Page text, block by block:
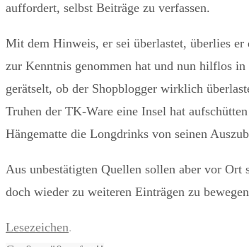
auffordert, selbst Beiträge zu verfassen.
Mit dem Hinweis, er sei überlastet, überlies er
zur Kenntnis genommen hat und nun hilflos
gerätselt, ob der Shopblogger wirklich
Truhen der TK-Ware eine Insel hat
Hängematte die Longdrinks von seinen
Aus unbestätigten Quellen sollen aber vor Ort
doch wieder zu weiteren Einträgen zu
Lesezeichen.